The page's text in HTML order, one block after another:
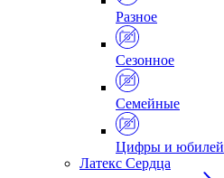
Разное
Сезонное
Семейные
Цифры и юбилей
Латекс Сердца